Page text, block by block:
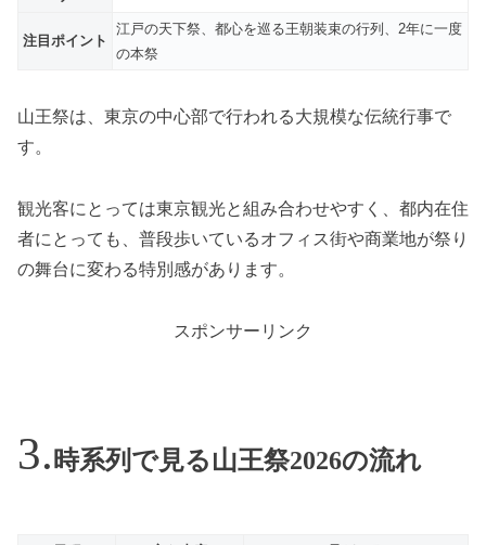
注目ポイント
江戸の天下祭、都心を巡る王朝装束の行列、2年に一度
の本祭
山王祭は、東京の中心部で行われる大規模な伝統行事で
す。
観光客にとっては東京観光と組み合わせやすく、都内在住
者にとっても、普段歩いているオフィス街や商業地が祭り
の舞台に変わる特別感があります。
スポンサーリンク
時系列で見る山王祭2026の流れ